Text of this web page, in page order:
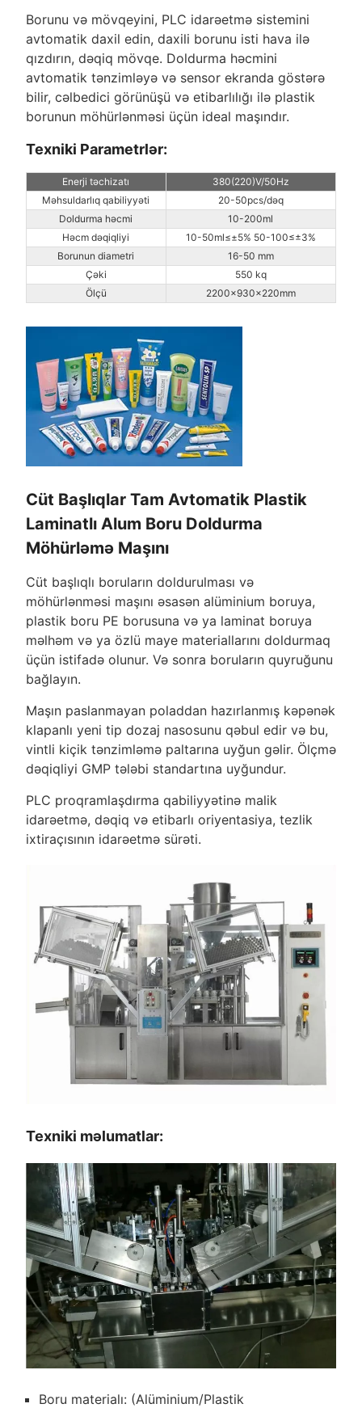
Borunu və mövqeyini, PLC idarəetmə sistemini
avtomatik daxil edin, daxili borunu isti hava ilə
qızdırın, dəqiq mövqe. Doldurma həcmini
avtomatik tənzimləyə və sensor ekranda göstərə
bilir, cəlbedici görünüşü və etibarlılığı ilə plastik
borunun möhürlənməsi üçün ideal maşındır.
Texniki Parametrlər:
Enerji təchizatı
380(220)V/50Hz
Məhsuldarlıq qabiliyyəti
20-50pcs/dəq
Doldurma həcmi
10-200ml
Həcm dəqiqliyi
10-50ml≤±5% 50-100≤±3%
Borunun diametri
16-50 mm
Çəki
550 kq
Ölçü
2200x930x220mm
Cüt Başlıqlar Tam Avtomatik Plastik
Laminatlı Alum Boru Doldurma
Möhürləmə Maşını
Cüt başlıqlı boruların doldurulması və
möhürlənməsi maşını əsasən alüminium boruya,
plastik boru PE borusuna və ya laminat boruya
məlhəm və ya özlü maye materiallarını doldurmaq
üçün istifadə olunur. Və sonra boruların quyruğunu
bağlayın.
Maşın paslanmayan poladdan hazırlanmış kəpənək
klapanlı yeni tip dozaj nasosunu qəbul edir və bu,
vintli kiçik tənzimləmə paltarına uyğun gəlir. Ölçmə
dəqiqliyi GMP tələbi standartına uyğundur.
PLC proqramlaşdırma qabiliyyətinə malik
idarəetmə, dəqiq və etibarlı oriyentasiya, tezlik
ixtiraçısının idarəetmə sürəti.
Texniki məlumatlar:
Boru materialı: (Alüminium/Plastik